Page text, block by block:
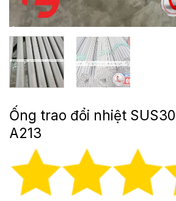
Ống trao đổi nhiệt
A213